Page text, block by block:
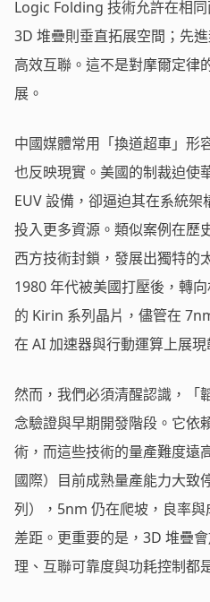
Logic Folding 技術允許在相
3D 堆疊則垂直拓展空間；先
高效互聯。這不是對摩爾定律
展。
中國媒體常用「換道超車」形
也反映現實。美國的制裁迫使
EUV 設備，卻逼迫其在系統
投入更多資源。類似案例在歷
西方技術封鎖，發展出獨特的
1980 年代被美國打壓後，轉
的 Kirin 系列晶片，儘管在
在 AI 加速器與行動運算上展現
然而，我們必須清醒認識，「
念驗證與早期開發階段。它依
術，而這些技術的量產難度遠
國際）目前成熟量產能力大致
列），5nm 仍在爬坡，良率
差距。更重要的是，3D 堆疊
理、互聯可靠度與功耗控制都